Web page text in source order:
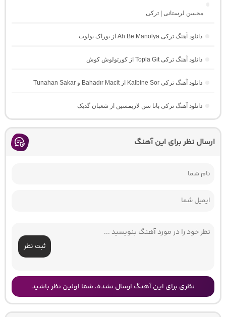
محسن لرستانی | ترکی
دانلود آهنگ ترکی Ah Be Manolya از بوراک بولوت
دانلود آهنگ ترکی Topla Git از کورتولوش کوش
دانلود آهنگ ترکی Kalbine Sor از Bahadır Macit و Tunahan Sakar
دانلود آهنگ ترکی بانا سن لازیمسین از شعبان گدیک
ارسال نظر برای این آهنگ
ثبت نظر
نظری برای این آهنگ ارسال نشده، شما اولین نظر باشید